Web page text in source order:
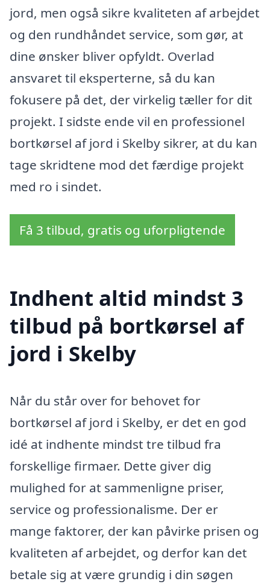
jord, men også sikre kvaliteten af arbejdet
og den rundhåndet service, som gør, at
dine ønsker bliver opfyldt. Overlad
ansvaret til eksperterne, så du kan
fokusere på det, der virkelig tæller for dit
projekt. I sidste ende vil en professionel
bortkørsel af jord i Skelby sikrer, at du kan
tage skridtene mod det færdige projekt
med ro i sindet.
Få 3 tilbud, gratis og uforpligtende
Indhent altid mindst 3
tilbud på bortkørsel af
jord i Skelby
Når du står over for behovet for
bortkørsel af jord i Skelby, er det en god
idé at indhente mindst tre tilbud fra
forskellige firmaer. Dette giver dig
mulighed for at sammenligne priser,
service og professionalisme. Der er
mange faktorer, der kan påvirke prisen og
kvaliteten af arbejdet, og derfor kan det
betale sig at være grundig i din søgen